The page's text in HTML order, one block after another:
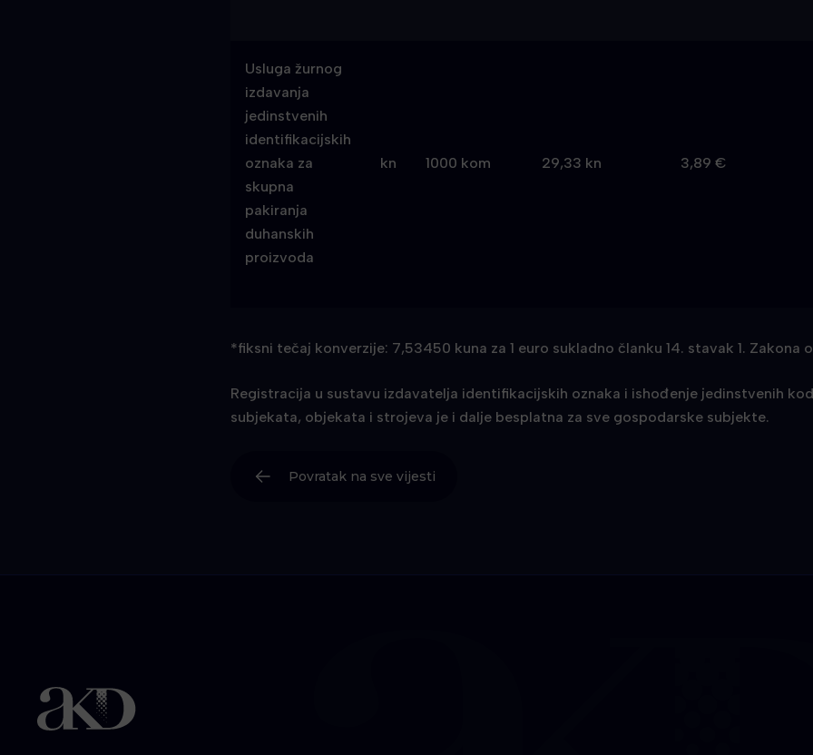
Usluga žurnog
izdavanja
jedinstvenih
identifikacijskih
oznaka za
skupna
pakiranja
duhanskih
proizvoda
kn 1000 kom 29,33 kn 3,89 €
*fiksni tečaj konverzije: 7,53450 kuna za 1 euro sukladno članku 14. stavak 1. Zakona
Registracija u sustavu izdavatelja identifikacijskih oznaka i ishođenje jedinstvenih
subjekata, objekata i strojeva je i dalje besplatna za sve gospodarske subjekte.
Povratak na sve vijesti